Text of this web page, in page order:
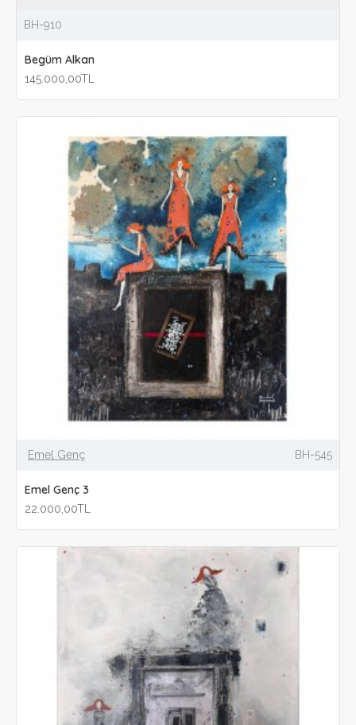
BH-910
Begüm Alkan
145.000,00TL
Emel Genç BH-545
Emel Genç 3
22.000,00TL